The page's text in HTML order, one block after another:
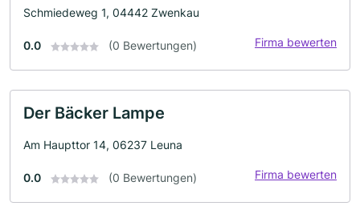
Schmiedeweg 1, 04442 Zwenkau
0.0 (0 Bewertungen) Firma bewerten
Der Bäcker Lampe
Am Haupttor 14, 06237 Leuna
0.0 (0 Bewertungen) Firma bewerten